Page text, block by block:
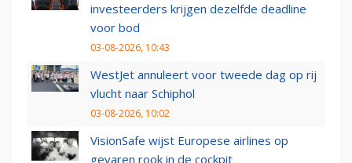
investeerders krijgen dezelfde deadline
voor bod
03-08-2026, 10:43
WestJet annuleert voor tweede dag op rij
vlucht naar Schiphol
03-08-2026, 10:02
VisionSafe wijst Europese airlines op
gevaren rook in de cockpit